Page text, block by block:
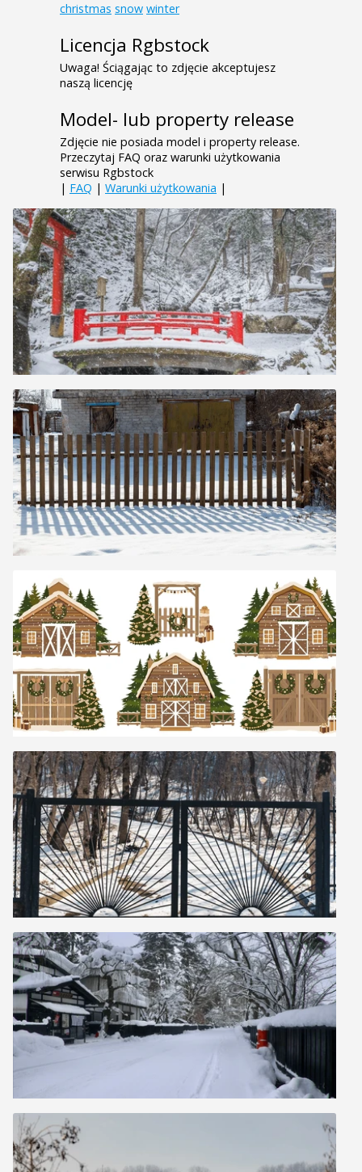
christmas snow winter
Licencja Rgbstock
Uwaga! Ściągając to zdjęcie akceptujesz
naszą licencję
Model- lub property release
Zdjęcie nie posiada model i property release.
Przeczytaj FAQ oraz warunki użytkowania
serwisu Rgbstock
| FAQ | Warunki użytkowania |